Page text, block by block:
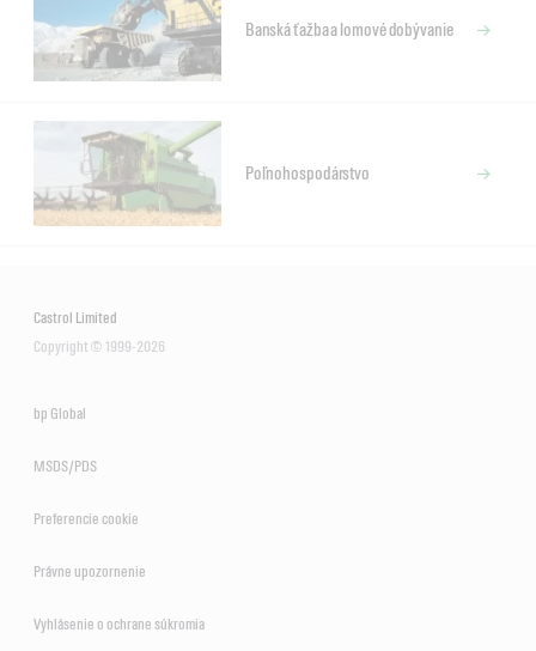
Banská ťažba a lomové dobývanie
Poľnohospodárstvo
Castrol Limited
Copyright © 1999-2026
bp Global
MSDS/PDS
Preferencie cookie
Právne upozornenie
Vyhlásenie o ochrane súkromia